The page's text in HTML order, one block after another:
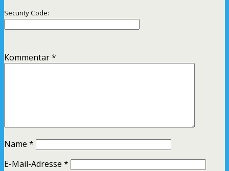
Security Code:
Kommentar*
Name *
E-Mail-Adresse *